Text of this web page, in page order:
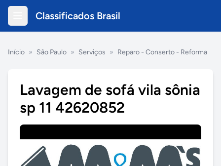
Classificados Brasil
Início » São Paulo » Serviços » Reparo - Conserto - Reforma
Lavagem de sofá vila sônia
sp 11 42620852